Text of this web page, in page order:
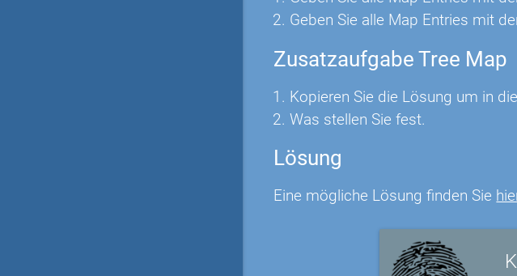
Geben Sie alle Map Entries mit
Zusatzaufgabe Tree Map
Kopieren Sie die Lösung um in
Was stellen Sie fest.
Lösung
Eine mögliche Lösung finden Sie